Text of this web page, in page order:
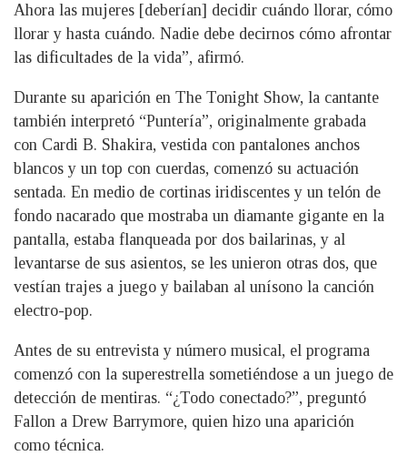
Ahora las mujeres [deberían] decidir cuándo llorar, cómo
llorar y hasta cuándo. Nadie debe decirnos cómo afrontar
las dificultades de la vida”, afirmó.
Durante su aparición en The Tonight Show, la cantante
también interpretó “Puntería”, originalmente grabada
con Cardi B. Shakira, vestida con pantalones anchos
blancos y un top con cuerdas, comenzó su actuación
sentada. En medio de cortinas iridiscentes y un telón de
fondo nacarado que mostraba un diamante gigante en la
pantalla, estaba flanqueada por dos bailarinas, y al
levantarse de sus asientos, se les unieron otras dos, que
vestían trajes a juego y bailaban al unísono la canción
electro-pop.
Antes de su entrevista y número musical, el programa
comenzó con la superestrella sometiéndose a un juego de
detección de mentiras. “¿Todo conectado?”, preguntó
Fallon a Drew Barrymore, quien hizo una aparición
como técnica.